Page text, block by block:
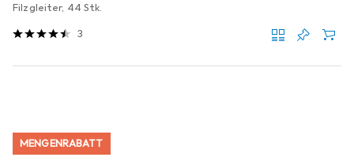
Filzgleiter, 44 Stk.
3
MENGENRABATT